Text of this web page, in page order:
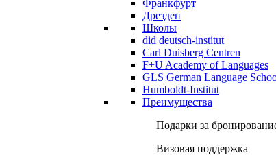
Франкфурт
Дрезден
Школы
did deutsch-institut
Carl Duisberg Centren
F+U Academy of Languages
GLS German Language
Humboldt-Institut
Преимущества
Подарки за
Визовая поддержка